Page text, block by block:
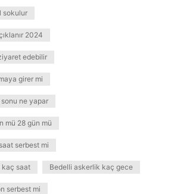
sokulur
2024
edebilir
girer mi
ne yapar
mü 28 gün mü
serbest mi
kaç saat Bedelli askerlik kaç gece
serbest mi